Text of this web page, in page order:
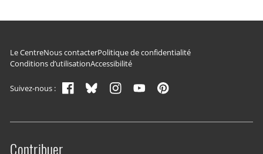
Navigation du pied de page
Le CentreNous contacterPolitique de confidentialité
Conditions d’utilisationAccessibilité
Suivez-nous :
Contribuer